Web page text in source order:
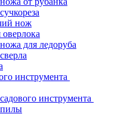
нож
для ледоруба
инструмента
инструмента
пилы